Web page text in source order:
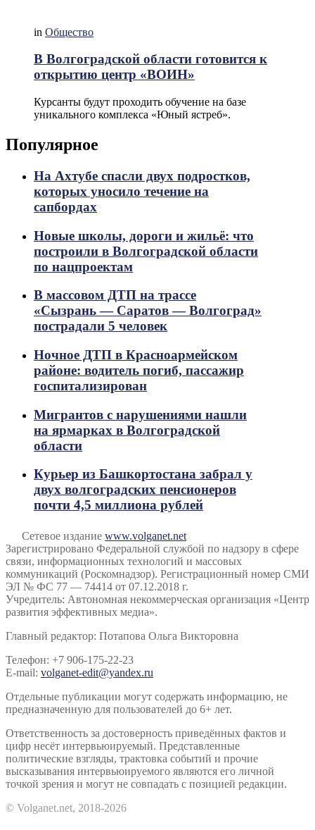
in Общество
В Волгоградской области готовится к
открытию центр «ВОИН»
Курсанты будут проходить обучение на базе
уникального комплекса «Юный ястреб».
Популярное
На Ахтубе спасли двух подростков,
которых уносило течение на
сапбордах
Новые школы, дороги и жильё: что
построили в Волгоградской области
по нацпроектам
В массовом ДТП на трассе
«Сызрань — Саратов — Волгоград»
пострадали 5 человек
Ночное ДТП в Красноармейском
районе: водитель погиб, пассажир
госпитализирован
Мигрантов с нарушениями нашли
на ярмарках в Волгоградской
области
Курьер из Башкортостана забрал у
двух волгоградских пенсионеров
почти 4,5 миллиона рублей
Сетевое издание www.volganet.net
Зарегистрировано Федеральной службой по надзору в сфере
связи, информационных технологий и массовых
коммуникаций (Роскомнадзор). Регистрационный номер СМИ
ЭЛ № ФС 77 — 74414 от 07.12.2018 г.
Учредитель: Автономная некоммерческая организация «Центр
развития эффективных медиа».
Главный редактор: Потапова Ольга Викторовна
Телефон: +7 906-175-22-23
E-mail: volganet-edit@yandex.ru
Отдельные публикации могут содержать информацию, не
предназначенную для пользователей до 6+ лет.
Ответственность за достоверность приведённых фактов и
цифр несёт интервьюируемый. Представленные
политические взгляды, трактовка событий и прочие
высказывания интервьюируемого являются его личной
точкой зрения и могут не совпадать с позицией редакции.
© Volganet.net, 2018-2026